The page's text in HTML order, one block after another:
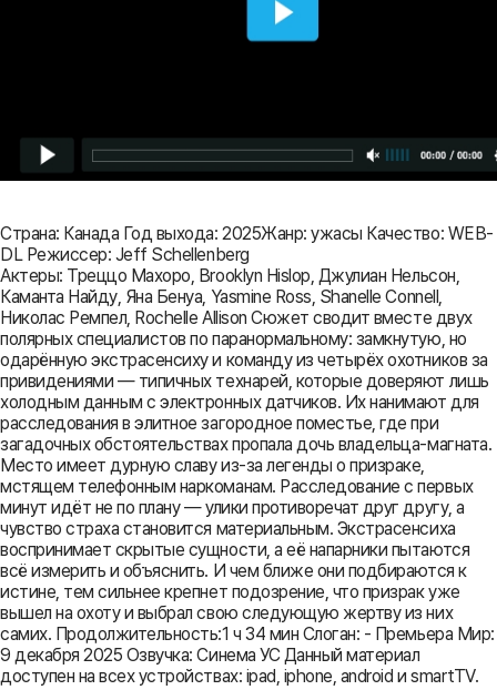
Страна: Канада Год выхода: 2025Жанр: ужасы Качество: WEB-
DL Режиссер: Jeff Schellenberg
Актеры: Треццо Махоро, Brooklyn Hislop, Джулиан Нельсон,
Каманта Найду, Яна Бенуа, Yasmine Ross, Shanelle Connell,
Николас Ремпел, Rochelle Allison Сюжет сводит вместе двух
полярных специалистов по паранормальному: замкнутую, но
одарённую экстрасенсихy и команду из четырёх охотников за
привидениями — типичных технарей, которые доверяют лишь
холодным данным с электронных датчиков. Их нанимают для
расследования в элитное загородное поместье, где при
загадочных обстоятельствах пропала дочь владельца-магната.
Место имеет дурную славу из-за легенды о призраке,
мстящем телефонным наркоманам. Расследование с первых
минут идёт не по плану — улики противоречат друг другу, а
чувство страха становится материальным. Экстрасенсиха
воспринимает скрытые сущности, а её напарники пытаются
всё измерить и объяснить. И чем ближе они подбираются к
истине, тем сильнее крепнет подозрение, что призрак уже
вышел на охоту и выбрал свою следующую жертву из них
самих. Продолжительность:1 ч 34 мин Слоган: - Премьера Мир:
9 декабря 2025 Озвучка: Синема УС Данный материал
доступен на всех устройствах: ipad, iphone, android и smartTV.